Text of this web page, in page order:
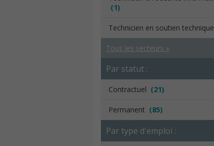
(1)
Technicien en soutien technique
Tous les secteurs »
Par statut :
Contractuel (21)
Permanent (85)
Par type d'emploi :